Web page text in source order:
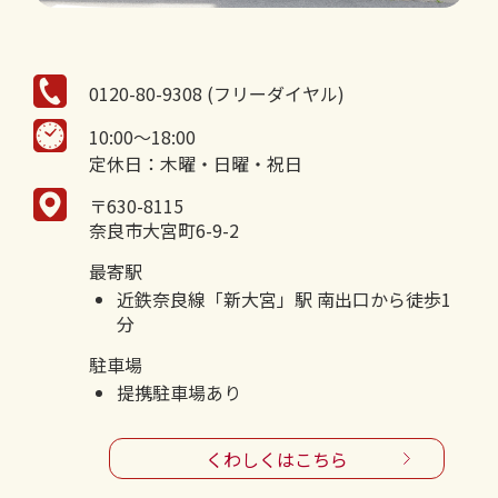
0120-80-9308 (フリーダイヤル)
10:00～18:00
定休日：木曜・日曜・祝日
〒630-8115
奈良市大宮町6-9-2
最寄駅
近鉄奈良線「新大宮」駅 南出口から徒歩1
分
駐車場
提携駐車場あり
くわしくはこちら